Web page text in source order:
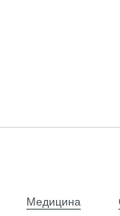
Медицина